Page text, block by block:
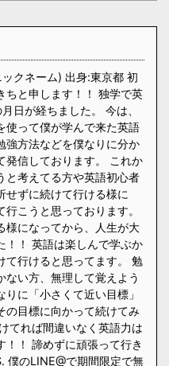
クネーム) 出身:東京都 初
ちと申します！！ 独学で英
日が経ちました。 今は、
使って僕が学んで来た英語
強方法などを僕なりに分か
発信しております。 これか
と考えてる方や英語初心者
せずに続けて行ける様に
こうと思っております。
様になってから、人生が大
！！ 英語は楽しんで学ぶか
て行けると思ってます。 勉
ない方、無理して覚えよう
りに「小さくて近い目標」
の目標に向かって続けてみ
てれば間違いなく英語力は
！！ 諦めずに頑張って行き
僕のLINE@で期間限定で無